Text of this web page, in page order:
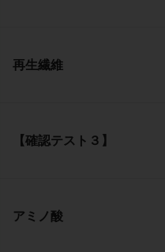
再生繊維
【確認テスト３】
アミノ酸